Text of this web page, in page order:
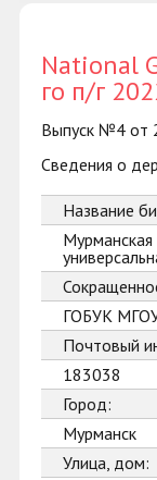
National
го п/г
Выпуск №4 от
Сведения о
Название
Мурманская
ГОБУК
Почтовый
183038
Город:
Мурманск
Улица, дом: